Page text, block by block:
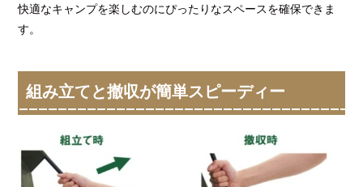
快適なキャンプを楽しむのにぴったりなスペースを確保できま
す。
組み立てと撤収が簡単スピーディー